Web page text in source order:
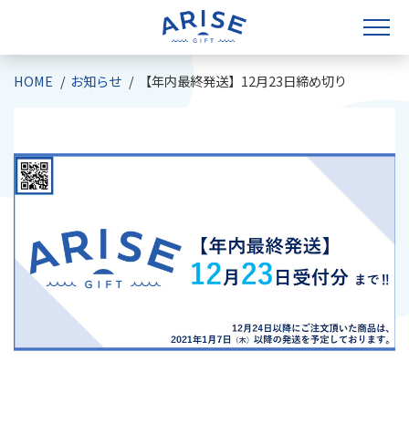
HOME お知らせ 【年内最終発送】12月23日締め切り